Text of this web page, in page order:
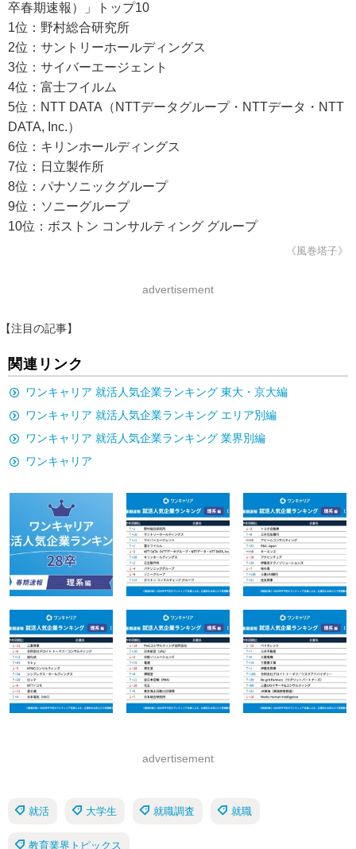
卒春期速報）」トップ10
1位：野村総合研究所
2位：サントリーホールディングス
3位：サイバーエージェント
4位：富士フイルム
5位：NTT DATA（NTTデータグループ・NTTデータ・NTT
DATA, Inc.）
6位：キリンホールディングス
7位：日立製作所
8位：パナソニックグループ
9位：ソニーグループ
10位：ボストン コンサルティング グループ
《風巻塔子》
advertisement
【注目の記事】
関連リンク
ワンキャリア 就活人気企業ランキング 東大・京大編
ワンキャリア 就活人気企業ランキング エリア別編
ワンキャリア 就活人気企業ランキング 業界別編
ワンキャリア
advertisement
就活 大学生 就職調査 就職
教育業界トピックス